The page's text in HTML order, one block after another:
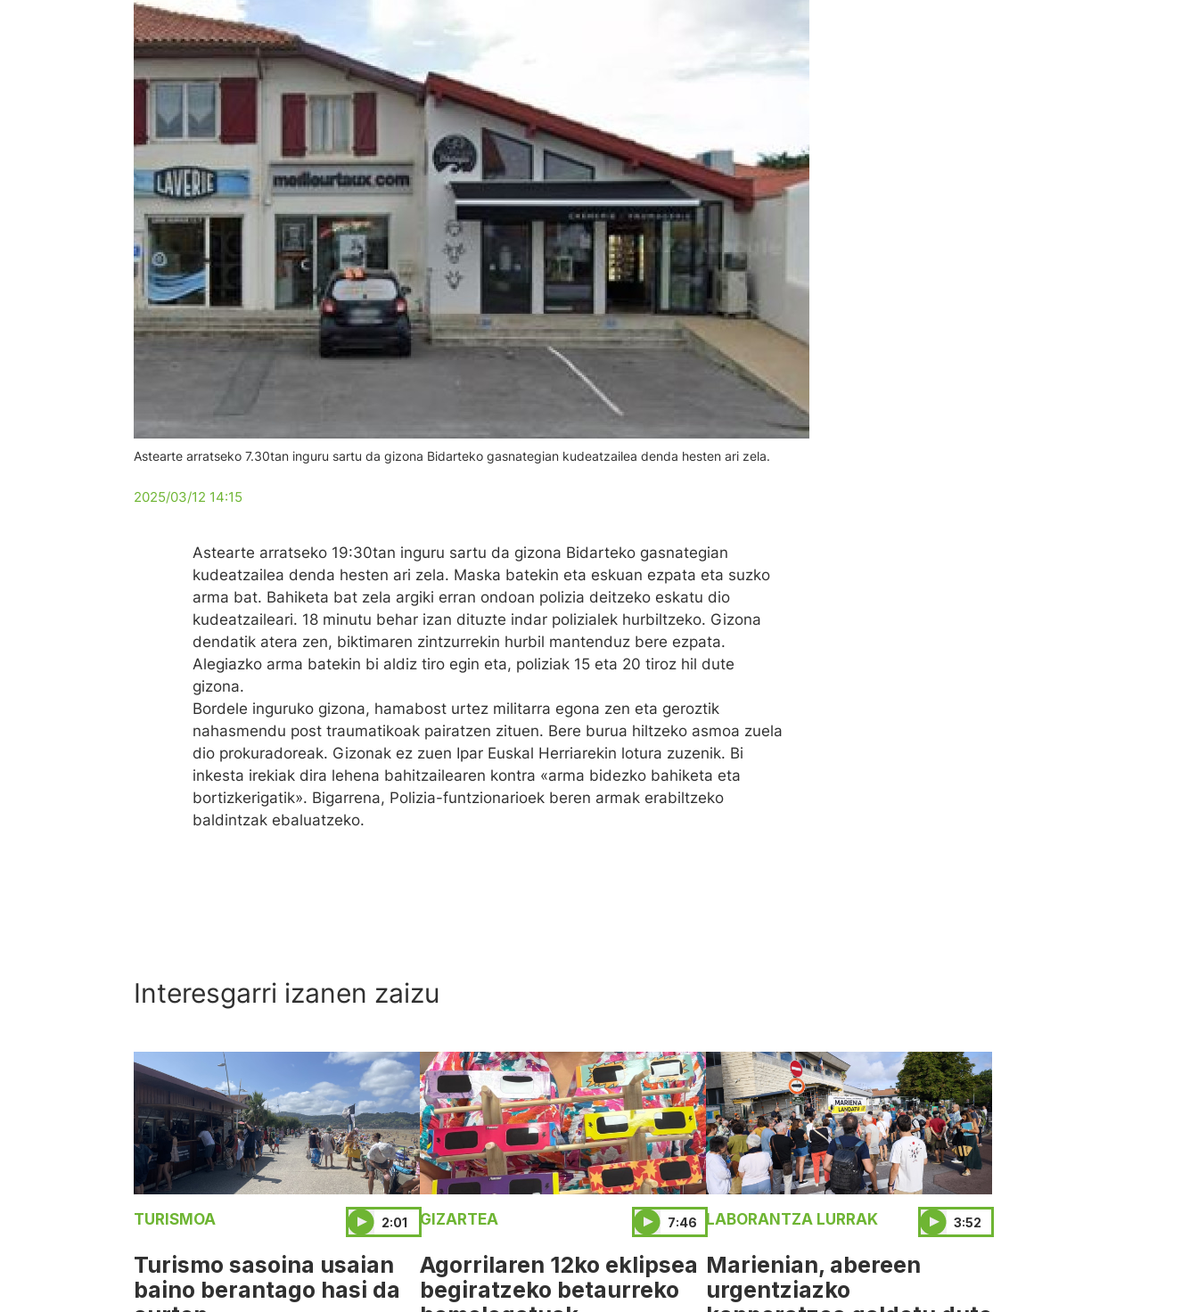
Astearte arratseko 7.30tan inguru sartu da gizona Bidarteko gasnategian kudeatzailea denda hesten ari zela.
2025/03/12 14:15
Astearte arratseko 19:30tan inguru sartu da gizona Bidarteko gasnategian
kudeatzailea denda hesten ari zela. Maska batekin eta eskuan ezpata eta suzko
arma bat. Bahiketa bat zela argiki erran ondoan polizia deitzeko eskatu dio
kudeatzaileari. 18 minutu behar izan dituzte indar polizialek hurbiltzeko. Gizona
dendatik atera zen, biktimaren zintzurrekin hurbil mantenduz bere ezpata.
Alegiazko arma batekin bi aldiz tiro egin eta, poliziak 15 eta 20 tiroz hil dute
gizona.
Bordele inguruko gizona, hamabost urtez militarra egona zen eta geroztik
nahasmendu post traumatikoak pairatzen zituen. Bere burua hiltzeko asmoa zuela
dio prokuradoreak. Gizonak ez zuen Ipar Euskal Herriarekin lotura zuzenik. Bi
inkesta irekiak dira lehena bahitzailearen kontra «arma bidezko bahiketa eta
bortizkerigatik». Bigarrena, Polizia-funtzionarioek beren armak erabiltzeko
baldintzak ebaluatzeko.
Interesgarri izanen zaizu
TURISMOA 2:01
Turismo sasoina usaian
baino berantago hasi da
GIZARTEA 7:46
Agorrilaren 12ko eklipsea
begiratzeko betaurreko
LABORANTZA LURRAK 3:52
Marienian, abereen
urgentziazko